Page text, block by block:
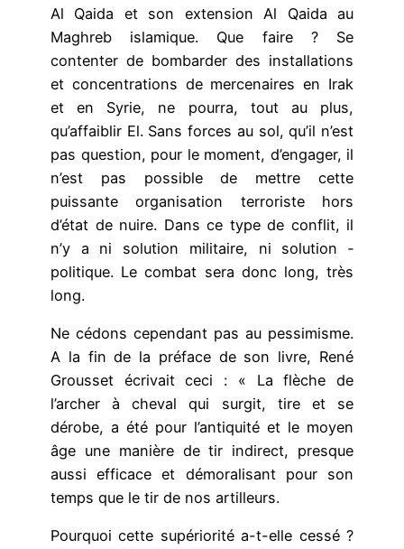
Al Qaida et son extension Al Qaida au
Maghreb ­islamique. Que faire ? Se
contenter de bombarder des installations
et concentrations de mercenaires en Irak
et en Syrie, ne pourra, tout au plus,
qu’affaiblir El. Sans ­forces au sol, qu’il n’est
pas question, pour le moment, d’engager, il
n’est pas possible de mettre cette
puissante organisation terroriste hors
d’état de nuire. Dans ce type de conflit, il
n’y a ni solution militaire, ni solution ­
politique. Le combat sera donc long, très
long.
Ne cédons cependant pas au pessimisme.
A la fin de la préface de son livre, René
Grousset écrivait ceci : « La flèche de
l’archer à cheval qui surgit, tire et se
dérobe, a été pour l’antiquité et le moyen
âge une manière de tir indirect, presque
aussi efficace et démoralisant pour son
temps que le tir de nos artilleurs.
Pourquoi cette supériorité a-t-elle cessé ?